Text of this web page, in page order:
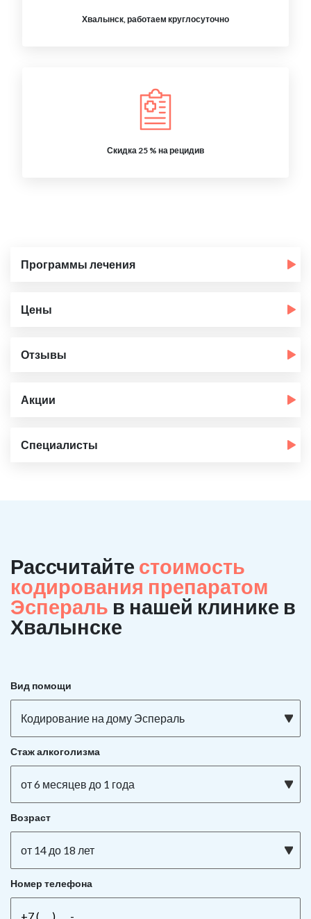
Хвалынск, работаем круглосуточно
Скидка 25 % на рецидив
Программы лечения
Цены
Отзывы
Акции
Специалисты
Рассчитайте стоимость
кодирования препаратом
Эспераль в нашей клинике в
Хвалынске
Вид помощи
Кодирование на дому Эспераль
Стаж алкоголизма
от 6 месяцев до 1 года
Возраст
от 14 до 18 лет
Номер телефона